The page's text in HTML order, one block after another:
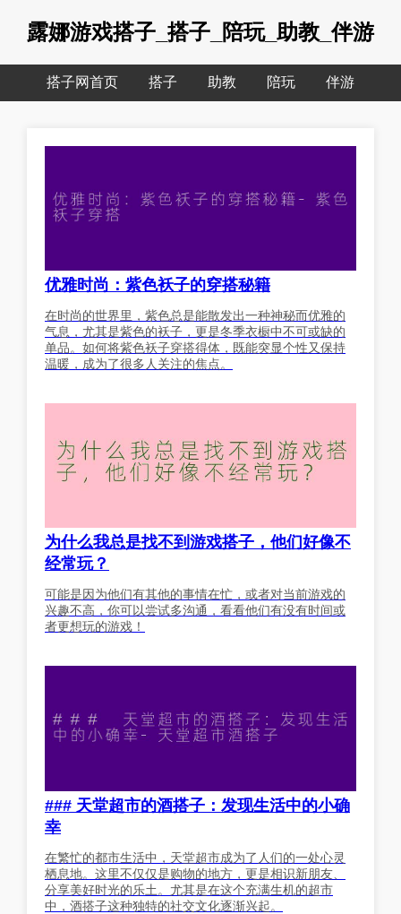
露娜游戏搭子_搭子_陪玩_助教_伴游
搭子网首页 搭子 助教 陪玩 伴游
优雅时尚：紫色袄子的穿搭秘籍
在时尚的世界里，紫色总是能散发出一种神秘而优雅的
气息，尤其是紫色的袄子，更是冬季衣橱中不可或缺的
单品。如何将紫色袄子穿搭得体，既能突显个性又保持
温暖，成为了很多人关注的焦点。
为什么我总是找不到游戏搭子，他们好像不
经常玩？
可能是因为他们有其他的事情在忙，或者对当前游戏的
兴趣不高，你可以尝试多沟通，看看他们有没有时间或
者更想玩的游戏！
### 天堂超市的酒搭子：发现生活中的小确
幸
在繁忙的都市生活中，天堂超市成为了人们的一处心灵
栖息地。这里不仅仅是购物的地方，更是相识新朋友、
分享美好时光的乐土。尤其是在这个充满生机的超市
中，酒搭子这种独特的社交文化逐渐兴起。